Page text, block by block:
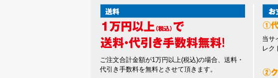
ご注文合計金額が1万円以上(税込)の場合、送料・
代引き手数料を無料とさせて頂きます。
当サ
レク